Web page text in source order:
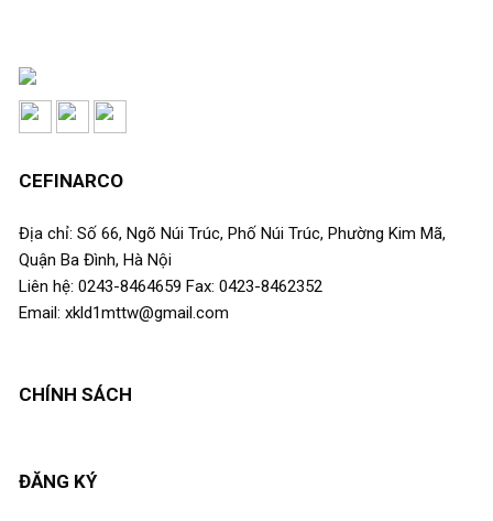
CEFINARCO
Địa chỉ: Số 66, Ngõ Núi Trúc, Phố Núi Trúc, Phường Kim Mã,
Quận Ba Đình, Hà Nội
Liên hệ: 0243-8464659 Fax: 0423-8462352
Email: xkld1mttw@gmail.com
CHÍNH SÁCH
ĐĂNG KÝ